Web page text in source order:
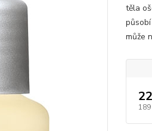
těla
může
189